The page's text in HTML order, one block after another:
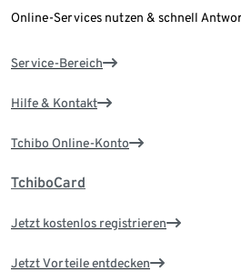
Online-Services nutzen & schnell
Service-Bereich
Hilfe & Kontakt
Tchibo Online-Konto
TchiboCard
Jetzt kostenlos registrieren
Jetzt Vorteile entdecken